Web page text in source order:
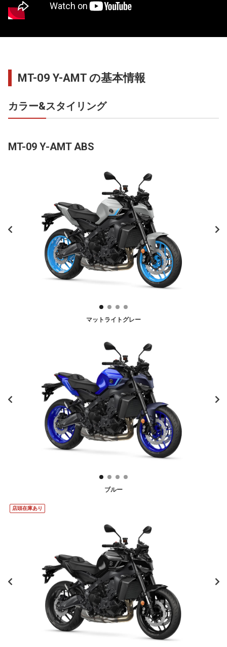
MT-09 Y-AMT の基本情報
カラー&スタイリング
MT-09 Y-AMT ABS
マットライトグレー
ブルー
店頭在庫あり